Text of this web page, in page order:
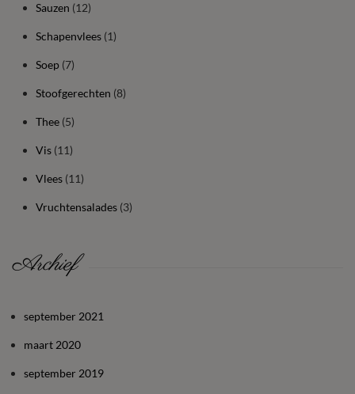
Sauzen (12)
Schapenvlees (1)
Soep (7)
Stoofgerechten (8)
Thee (5)
Vis (11)
Vlees (11)
Vruchtensalades (3)
Archief
september 2021
maart 2020
september 2019